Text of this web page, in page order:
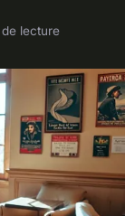
lecture